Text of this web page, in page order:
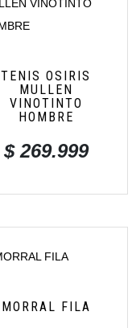
TENIS OSIRIS
MULLEN
VINOTINTO
HOMBRE
$269.999
MORRAL FILA